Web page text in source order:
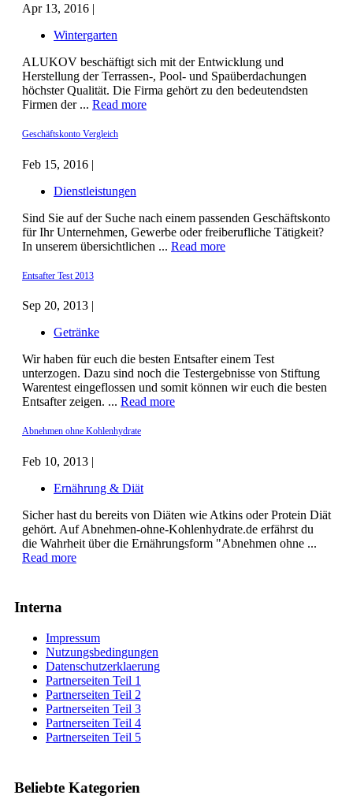
Beliebte Kategorien
Apr 13, 2016 |
Wintergarten
ALUKOV beschäftigt sich mit der Entwicklung und
Herstellung der Terrassen-, Pool- und Spaüberdachungen
höchster Qualität. Die Firma gehört zu den bedeutendsten
Firmen der ... Read more
Geschäftskonto Vergleich
Feb 15, 2016 |
Dienstleistungen
Sind Sie auf der Suche nach einem passenden Geschäftskonto
für Ihr Unternehmen, Gewerbe oder freiberufliche Tätigkeit?
In unserem übersichtlichen ... Read more
Entsafter Test 2013
Sep 20, 2013 |
Getränke
Wir haben für euch die besten Entsafter einem Test
unterzogen. Dazu sind noch die Testergebnisse von Stiftung
Warentest eingeflossen und somit können wir euch die besten
Entsafter zeigen. ... Read more
Abnehmen ohne Kohlenhydrate
Feb 10, 2013 |
Ernährung & Diät
Sicher hast du bereits von Diäten wie Atkins oder Protein Diät
gehört. Auf Abnehmen-ohne-Kohlenhydrate.de erfährst du
die Wahrheit über die Ernährungsform "Abnehmen ohne ...
Read more
Interna
Impressum
Nutzungsbedingungen
Datenschutzerklaerung
Partnerseiten Teil 1
Partnerseiten Teil 2
Partnerseiten Teil 3
Partnerseiten Teil 4
Partnerseiten Teil 5